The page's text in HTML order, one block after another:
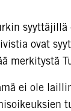
syyttäjillä
ovat
merkitystä
ei ole